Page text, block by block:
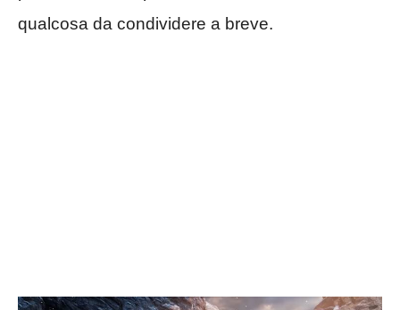
qualcosa da condividere a breve.